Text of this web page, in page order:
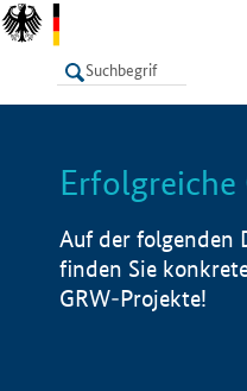
LISTE
Auf der folgenden
finden Sie
GRW-Projekte!